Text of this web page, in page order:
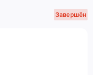
наследия федерального
Завершён